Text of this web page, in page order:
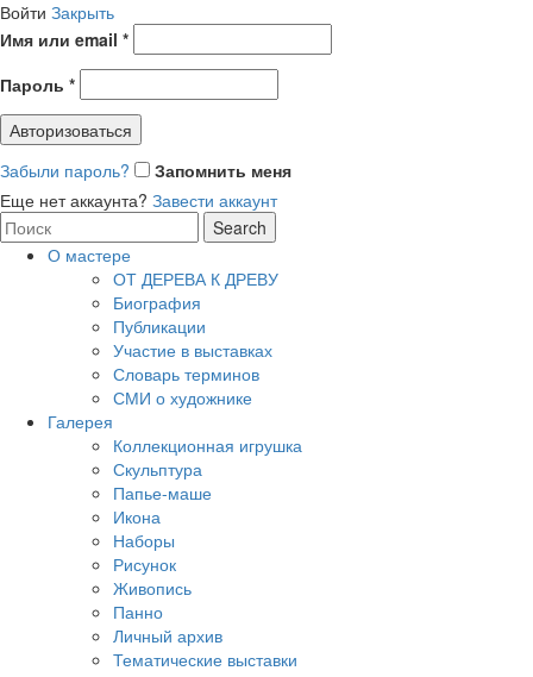
Войти Закрыть
Имя или email *
Пароль *
Авторизоваться
Забыли пароль?
Запомнить меня
Еще нет аккаунта? Завести аккаунт
Search
for:
Search
О мастере
ОТ ДЕРЕВА К ДРЕВУ
Биография
Публикации
Участие в выставках
Словарь терминов
СМИ о художнике
Галерея
Коллекционная игрушка
Скульптура
Папье-маше
Икона
Наборы
Рисунок
Живопись
Панно
Личный архив
Тематические выставки